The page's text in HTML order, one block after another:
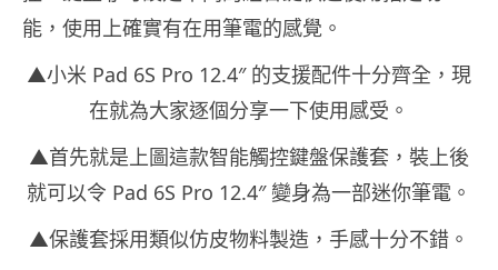
能，使用上確實有在用筆電的感覺。
▲小米 Pad 6S Pro 12.4″ 的支援配件十分齊全，現
在就為大家逐個分享一下使用感受。
▲首先就是上圖這款智能觸控鍵盤保護套，裝上後
就可以令 Pad 6S Pro 12.4″ 變身為一部迷你筆電。
▲保護套採用類似仿皮物料製造，手感十分不錯。